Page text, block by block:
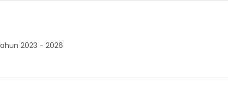
2023 - 2026